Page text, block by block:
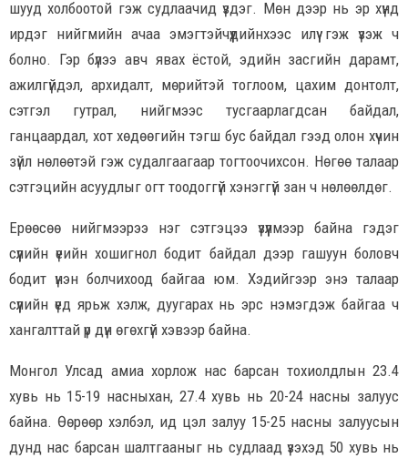
шууд холбоотой гэж судлаачид үздэг. Мөн дээр нь эр хүнд
ирдэг нийгмийн ачаа эмэгтэйчүүдийнхээс илүү гэж үзэж ч
болно. Гэр бүлээ авч явах ёстой, эдийн засгийн дарамт,
ажилгүйдэл, архидалт, мөрийтэй тоглоом, цахим донтолт,
сэтгэл гутрал, нийгмээс тусгаарлагдсан байдал,
ганцаардал, хот хөдөөгийн тэгш бус байдал гээд олон хүчин
зүйл нөлөөтэй гэж судалгаагаар тогтоочихсон. Нөгөө талаар
сэтгэцийн асуудлыг огт тоодоггүй хэнэггүй зан ч нөлөөлдөг.
Ерөөсөө нийгмээрээ нэг сэтгэцээ үзүүлмээр байна гэдэг
сүүлийн үеийн хошигнол бодит байдал дээр гашуун боловч
бодит үнэн болчихоод байгаа юм. Хэдийгээр энэ талаар
сүүлийн үед ярьж хэлж, дуугарах нь эрс нэмэгдэж байгаа ч
хангалттай үр дүн өгөхгүй хэвээр байна.
Монгол Улсад амиа хорлож нас барсан тохиолдлын 23.4
хувь нь 15-19 насныхан, 27.4 хувь нь 20-24 насны залуус
байна. Өөрөөр хэлбэл, ид цэл залуу 15-25 насны залуусын
дунд нас барсан шалтгааныг нь судлаад үзэхэд 50 хувь нь